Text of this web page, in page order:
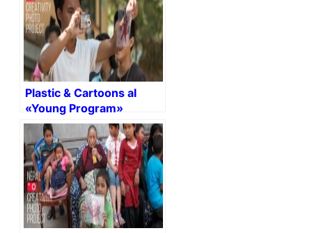
Plastic & Cartoons al
«Young Program»
d’Amics del Nepal –
Kathmandu